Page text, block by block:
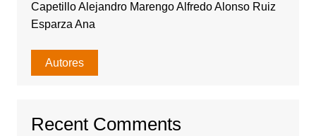
Capetillo Alejandro Marengo Alfredo Alonso Ruiz
Esparza Ana
Autores
Recent Comments